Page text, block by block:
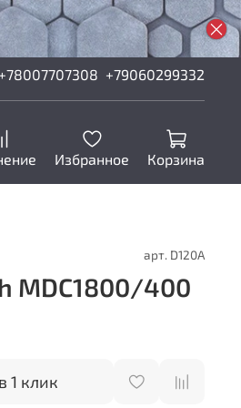
+78007707308 +79060299332
Избранное Корзина
арт. D120A
MDC1800/400
1 клик